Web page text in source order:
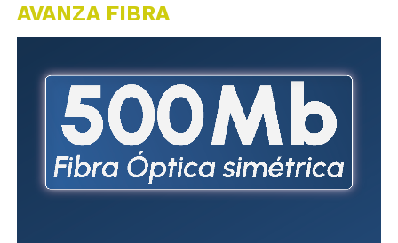
AVANZA FIBRA